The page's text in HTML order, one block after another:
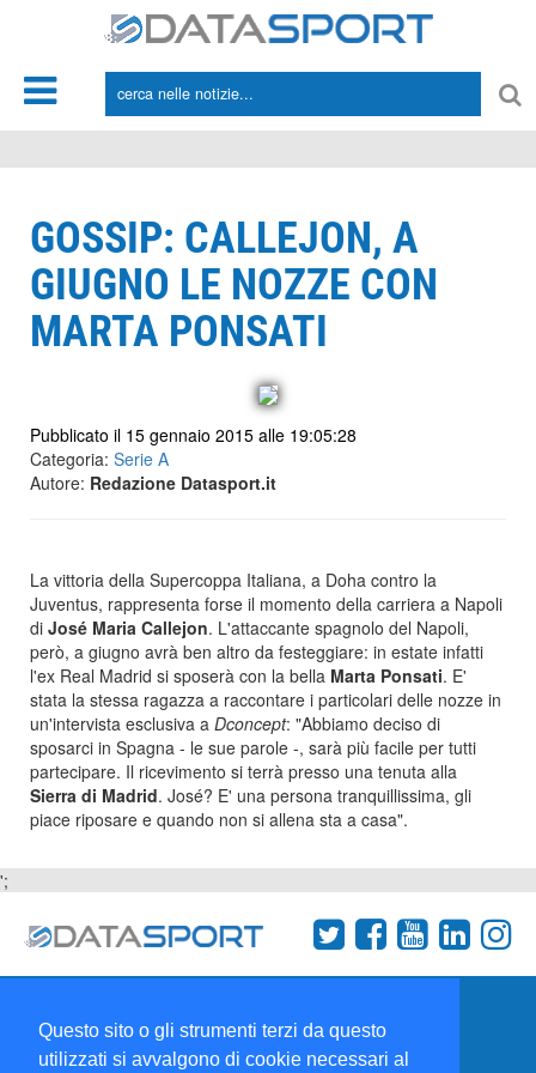
Questo sito o gli strumenti terzi da questo
utilizzati si avvalgono di cookie necessari al
GOSSIP: CALLEJON, A
GIUGNO LE NOZZE CON
MARTA PONSATI
Pubblicato il 15 gennaio 2015 alle 19:05:28
Categoria: Serie A
Autore: Redazione Datasport.it
La vittoria della Supercoppa Italiana, a Doha contro la
Juventus, rappresenta forse il momento della carriera a Napoli
di José Maria Callejon. L'attaccante spagnolo del Napoli,
però, a giugno avrà ben altro da festeggiare: in estate infatti
l'ex Real Madrid si sposerà con la bella Marta Ponsati. E'
stata la stessa ragazza a raccontare i particolari delle nozze in
un'intervista esclusiva a Dconcept: "Abbiamo deciso di
sposarci in Spagna - le sue parole -, sarà più facile per tutti
partecipare. Il ricevimento si terrà presso una tenuta alla
Sierra di Madrid. José? E' una persona tranquillissima, gli
piace riposare e quando non si allena sta a casa".
';
Collabora con noi